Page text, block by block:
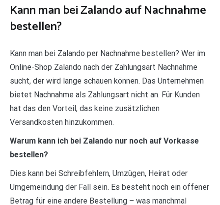
Kann man bei Zalando auf Nachnahme
bestellen?
Kann man bei Zalando per Nachnahme bestellen? Wer im
Online-Shop Zalando nach der Zahlungsart Nachnahme
sucht, der wird lange schauen können. Das Unternehmen
bietet Nachnahme als Zahlungsart nicht an. Für Kunden
hat das den Vorteil, das keine zusätzlichen
Versandkosten hinzukommen.
Warum kann ich bei Zalando nur noch auf Vorkasse
bestellen?
Dies kann bei Schreibfehlern, Umzügen, Heirat oder
Umgemeindung der Fall sein. Es besteht noch ein offener
Betrag für eine andere Bestellung – was manchmal